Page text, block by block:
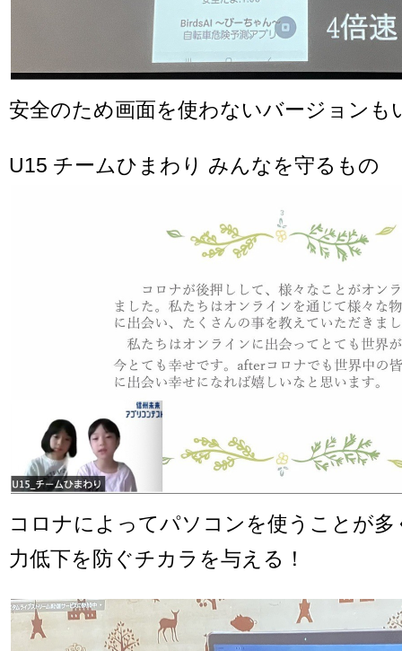
安全のため画面を使わないバージョンも
U15 チームひまわり みんなを守るもの
コロナによってパソコンを使うことが
力低下を防ぐチカラを与える！